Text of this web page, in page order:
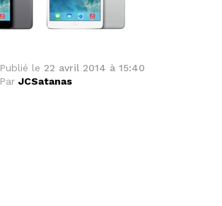
Publié le 22 avril 2014 à 15:40
Par JCSatanas